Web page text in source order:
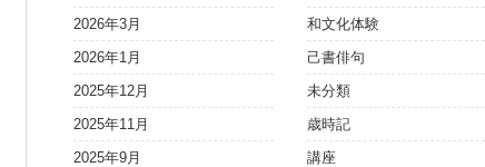
2026年3月
2026年1月
2025年12月
2025年11月
2025年9月
和文化体験
己書俳句
未分類
歳時記
講座